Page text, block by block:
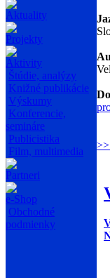
Aktuality
Projekty
Aktivity
Štúdie, analýzy
Knižné publikácie
Výskumy
Konferencie,
semináre
Publicistika
Film, multimedia
Partneri
e-Shop
Obchodné
podmienky